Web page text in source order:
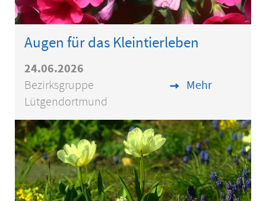
Augen für das Kleintierleben
24.06.2026
Bezirksgruppe
Lütgendortmund
Mehr